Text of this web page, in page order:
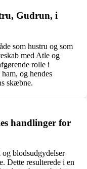
Gudrun, i
som hustru og som
med Atle og
rolle i
og hendes
skæbne.
handlinger for
blodsudgydelser
Dette resulterede i en